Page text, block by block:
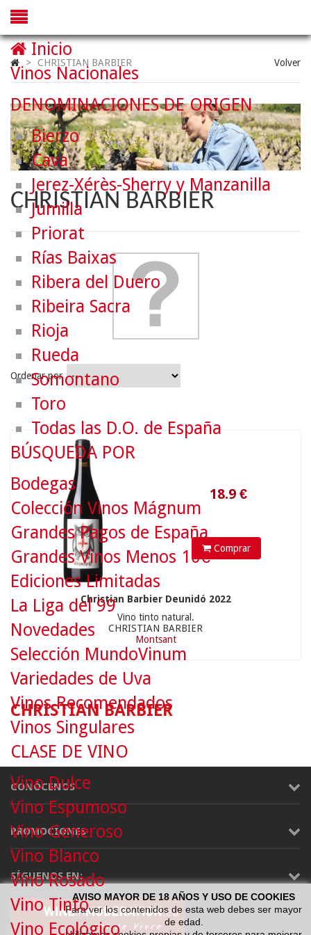
> CHRISTIAN BARBIER Volver
CHRISTIAN BARBIER
Ordenar por
Comprar
Christian Barbier Deunidó 2022
Vino tinto natural.
CHRISTIAN BARBIER
Montsant
CHRISTIAN BARBIER
CONÓCENOS
PROMOCIONES
SÍGUENOS EN:
AVISO MAYOR DE 18 AÑOS Y USO DE COOKIES
Para ver los contenidos de esta web debes ser mayor
de edad.
Inicio
Vinos Nacionales
DENOMINACIONES DE ORIGEN
Bierzo
Cava
Jerez-Xérès-Sherry y Manzanilla
Jumilla
Priorat
Rías Baixas
Ribera del Duero
Ribeira Sacra
Rioja
Rueda
Somontano
Toro
Todas las D.O. de España
BÚSQUEDA POR
Bodegas
Colección Vinos Mágnum
Grandes Pagos de España
Grandes Vinos Menos 10€
Ediciones Limitadas
La Liga del 99
Novedades
Selección MundoVinum
Variedades de Uva
Vinos Recomendados
Vinos Singulares
CLASE DE VINO
Vino Dulce
Vino Espumoso
Vino Generoso
Vino Blanco
Vino Rosado
Vino Tinto
Vino Ecológico